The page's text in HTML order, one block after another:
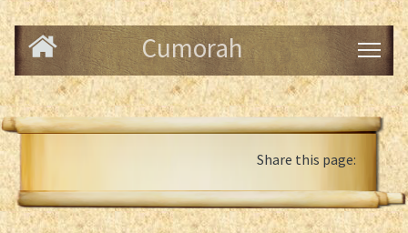
Cumorah
Share this page: